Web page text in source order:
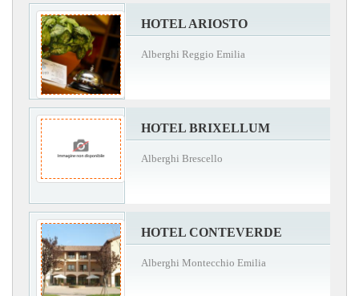
HOTEL ARIOSTO
Alberghi Reggio Emilia
HOTEL BRIXELLUM
Alberghi Brescello
HOTEL CONTEVERDE
Alberghi Montecchio Emilia